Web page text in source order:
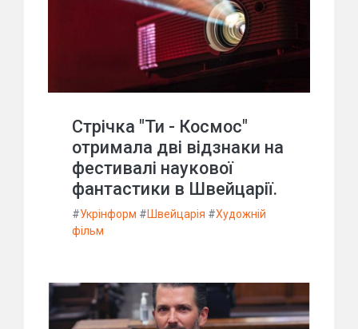
Стрічка "Ти - Космос"
отримала дві відзнаки на
фестивалі наукової
фантастики в Швейцарії.
#Укрінформ #Швейцарія #Художній
фільм